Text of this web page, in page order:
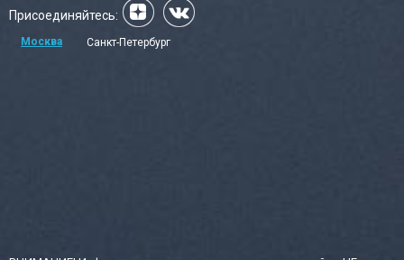
Присоединяйтесь:
Москва Санкт-Петербург